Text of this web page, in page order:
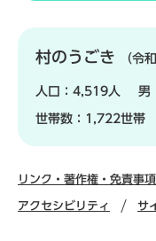
村のうごき （令
人口： 4,519人 男
世帯数： 1,722世帯
リンク・著作権・免責事項
アクセシビリティ サ